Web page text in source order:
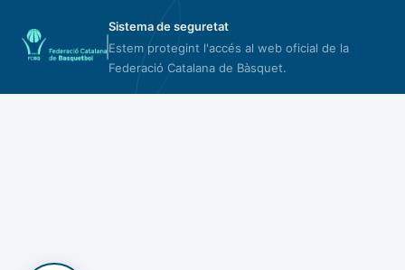
Sistema de seguretat
Estem protegint l'accés al web oficial de la
Federació Catalana de Bàsquet.